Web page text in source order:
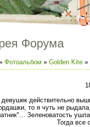
Форума
Фотоальбом » Golden Kite »
действительно
то я чуть не
Зеленоватость
Тогда все